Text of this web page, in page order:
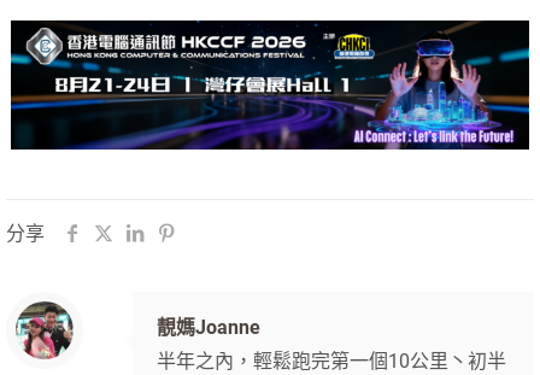
分享
靚媽Joanne
半年之內，輕鬆跑完第一個10公里丶初半